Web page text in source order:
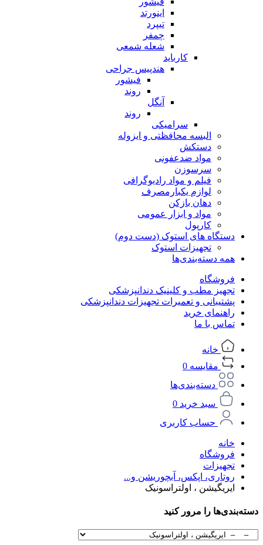
اینورتد
تیپرد
چمفر
شعله شمعی
کارباید
هندپیس جراحی
فیشور
روند
آنگل
روند
سرامیکی
البسه محافظتی و ایزوله
دستکش
مواد ضدعفونی
سرسوزن
فیلم و مواد رادیوگرافی
لوازم یکبارمصرف
دهان بازکن
مواد و ابزار عمومی
کارپول
دستگاه های استوک (دست دوم)
تجهیزات استوک
همه دسته‌بندی‌ها
فروشگاه
تجهیز مطب و کلینیک دندانپزشکی
پشتیبانی و تعمیرات تجهیزات دندانپزشکی
راهنمای خرید
تماس با ما
خانه
مقایسه 0
دسته‌بندی‌ها
سبد خرید 0
حساب کاربری
خانه
فروشگاه
تجهیزات
روتاری، اپکس، آبچوریشن و...
ایریگیشن ، اولتراسونیک
دسته‌بندی‌ها را مرور کنید